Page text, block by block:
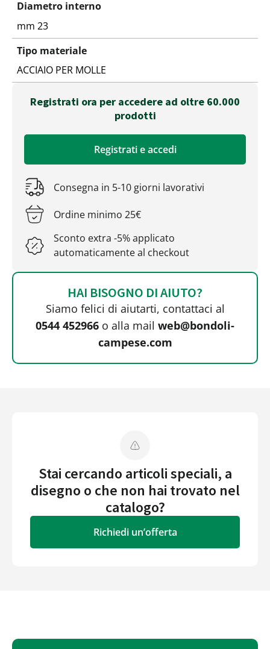
Diametro interno
mm 23
Tipo materiale
ACCIAIO PER MOLLE
Registrati ora per accedere ad oltre 60.000
prodotti
Registrati e accedi
Consegna in 5-10 giorni lavorativi
Ordine minimo 25€
Sconto extra -5% applicato
automaticamente al checkout
HAI BISOGNO DI AIUTO?
Siamo felici di aiutarti, contattaci al
0544 452966 o alla mail web@bondoli-
campese.com
Stai cercando articoli speciali, a
disegno o che non hai trovato nel
catalogo?
Richiedi un’offerta